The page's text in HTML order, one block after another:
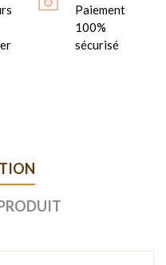
Paiement
100%
sécurisé